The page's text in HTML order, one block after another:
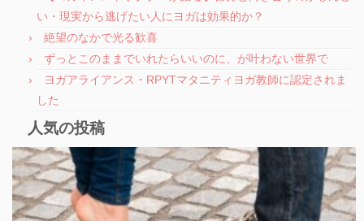
い・現実から逃げたい人にヨガは効果的か？
絶望のなかで光る歓喜
ずっとこのままでいれたらいいのに、が叶わない世界で
ヨガアライアンス・RPYTマタニティヨガ教師に認定されま
した
人気の投稿